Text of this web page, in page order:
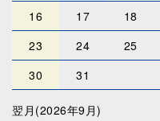
16
17 18
23
24 25
30
31
翌月(2026年9月)